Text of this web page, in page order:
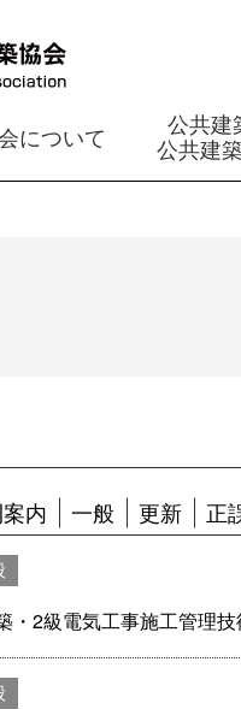
について
公共建
公共建
内 一般 更新 正
2級電気工事施工管理